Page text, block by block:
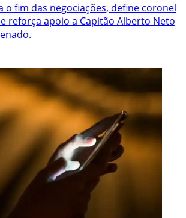
o fim das negociações, define coronel
reforça apoio a Capitão Alberto Neto